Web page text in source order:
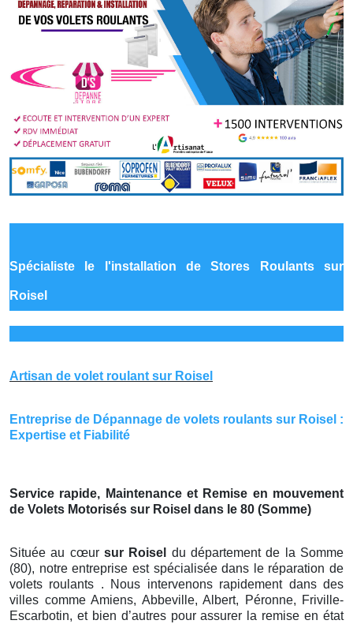
Spécialiste le l'installation de Stores Roulants sur
Roisel
Artisan de volet roulant sur Roisel
Entreprise de Dépannage de volets roulants sur Roisel :
Expertise et Fiabilité
Service rapide, Maintenance et Remise en mouvement
de Volets Motorisés sur Roisel dans le 80 (Somme)
Située au cœur sur Roisel du département de la Somme
(80), notre entreprise est spécialisée dans le réparation de
volets roulants . Nous intervenons rapidement dans des
villes comme Amiens, Abbeville, Albert, Péronne, Friville-
Escarbotin, et bien d’autres pour assurer la remise en état